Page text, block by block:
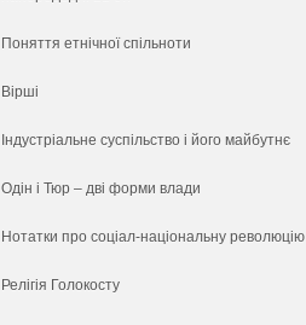
Поняття етнічної спільноти
Вірші
Індустріальне суспільство і його майбутнє
Одін і Тюр – дві форми влади
Нотатки про соціал-національну революцію
Релігія Голокосту